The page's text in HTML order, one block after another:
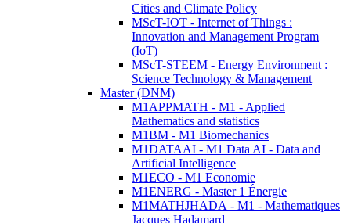
Cities and Climate Policy
MScT-IOT - Internet of Things :
Innovation and Management Program
(IoT)
MScT-STEEM - Energy Environment :
Science Technology & Management
Master (DNM)
M1APPMATH - M1 - Applied
Mathematics and statistics
M1BM - M1 Biomechanics
M1DATAAI - M1 Data AI - Data and
Artificial Intelligence
M1ECO - M1 Economie
M1ENERG - Master 1 Énergie
M1MATHJHADA - M1 - Mathematiques
Jacques Hadamard